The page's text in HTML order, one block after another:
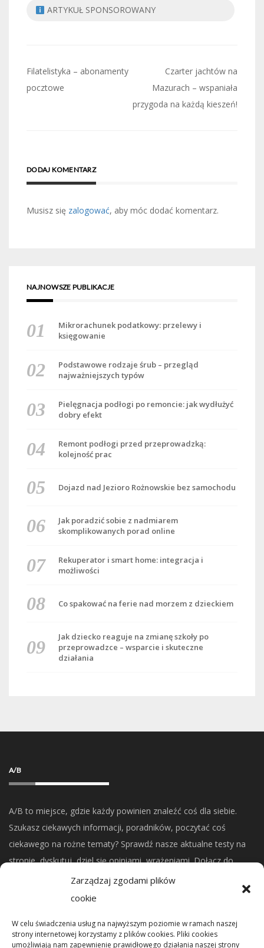
Zarządzaj zgodami plików
cookie
W celu świadczenia usług na najwyższym poziomie w ramach naszej
strony internetowej korzystamy z plików cookies. Pliki cookies
umożliwiają nam zapewnienie prawidłowego działania naszej strony
ARTYKUŁ SPONSOROWANY
Nawigacja
wpisu
Filatelistyka – abonamenty
pocztowe
Czarter jachtów na
Mazurach – wspaniała
przygoda na każdą kieszeń!
DODAJ KOMENTARZ
Musisz się zalogować, aby móc dodać komentarz.
NAJNOWSZE PUBLIKACJE
Mikrorachunek podatkowy: przelewy i
księgowanie
Podstawowe rodzaje śrub – przegląd
najważniejszych typów
Pielęgnacja podłogi po remoncie: jak wydłużyć
dobry efekt
Remont podłogi przed przeprowadzką:
kolejność prac
Dojazd nad Jezioro Rożnowskie bez samochodu
Jak poradzić sobie z nadmiarem
skomplikowanych porad online
Rekuperator i smart home: integracja i
możliwości
Co spakować na ferie nad morzem z dzieckiem
Jak dziecko reaguje na zmianę szkoły po
przeprowadzce – wsparcie i skuteczne
działania
A/B
A/B to miejsce, gdzie każdy powinien znaleźć coś dla siebie.
Szukasz ciekawych informacji, poradników, poczytać coś
ciekawego na rożne tematy? Sprawdź nasze aktualne testy na
stronie, dyskutuj, dziel się opiniami, wrażeniami. Dołącz do
naszej społeczności.